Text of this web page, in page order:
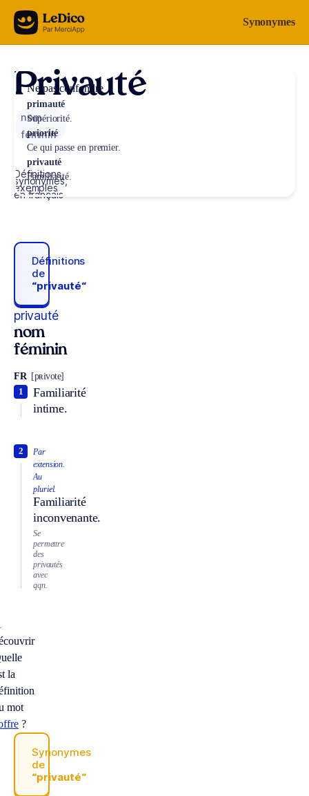
Aller au contenu Synonymes
Privauté
nom
féminin
Définitions,
synonymes,
exemples
en français
Définitions
de
“privauté“
privauté
nom
féminin
FR [pʀivote]
Familiarité
intime.
1
Par
extension.
Au
pluriel.
Familiarité
inconvenante.
2
Se
permettre
des
privautés
avec
qqn.
la
mot
?
Synonymes
de
“privauté“
Ne pas confondre
primauté
Supériorité.
priorité
Ce qui passe en premier.
privauté
Familiarité.